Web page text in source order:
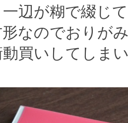
一辺が糊で綴じ
形なのでおりが
買いしてしま